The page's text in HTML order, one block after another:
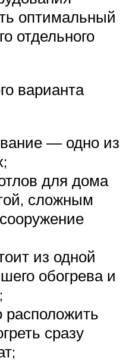
оптимальный
отдельного
варианта
— одно из
для дома
сложным
из одной
обогрева и
расположить
сразу